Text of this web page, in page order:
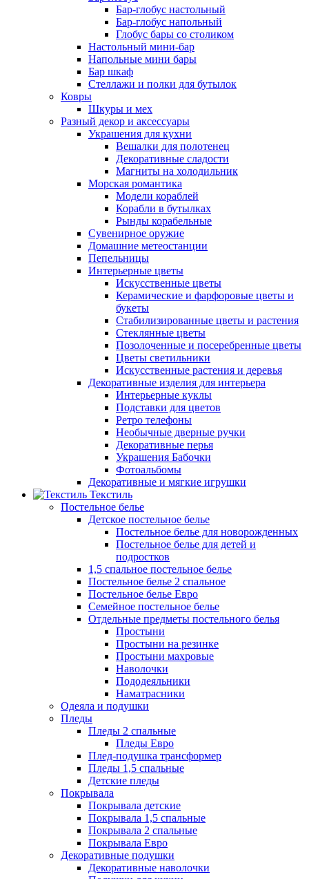
Бар-глобус настольный
Бар-глобус напольный
Глобус бары со столиком
Настольный мини-бар
Напольные мини бары
Бар шкаф
Стеллажи и полки для бутылок
Ковры
Шкуры и мех
Разный декор и аксессуары
Украшения для кухни
Вешалки для полотенец
Декоративные сладости
Магниты на холодильник
Морская романтика
Модели кораблей
Корабли в бутылках
Рынды корабельные
Сувенирное оружие
Домашние метеостанции
Пепельницы
Интерьерные цветы
Искусственные цветы
Керамические и фарфоровые цветы и
букеты
Стабилизированные цветы и растения
Стеклянные цветы
Позолоченные и посеребренные цветы
Цветы светильники
Искусственные растения и деревья
Декоративные изделия для интерьера
Интерьерные куклы
Подставки для цветов
Ретро телефоны
Необычные дверные ручки
Декоративные перья
Украшения Бабочки
Фотоальбомы
Декоративные и мягкие игрушки
Текстиль
Постельное белье
Детское постельное белье
Постельное белье для новорожденных
Постельное белье для детей и
подростков
1,5 спальное постельное белье
Постельное белье 2 спальное
Постельное белье Евро
Семейное постельное белье
Отдельные предметы постельного белья
Простыни
Простыни на резинке
Простыни махровые
Наволочки
Пододеяльники
Наматрасники
Одеяла и подушки
Пледы
Пледы 2 спальные
Пледы Евро
Плед-подушка трансформер
Пледы 1,5 спальные
Детские пледы
Покрывала
Покрывала детские
Покрывала 1,5 спальные
Покрывала 2 спальные
Покрывала Евро
Декоративные подушки
Декоративные наволочки